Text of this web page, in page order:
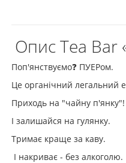
Опис Tea Bar
Поп'янствуємо❓ ПУЕРом.
Це органічний легальний
Приходь на "чайну п'янку"!
І залишайся на гулянку.
Тримає краще за каву.
І накриває - без алкоголю.